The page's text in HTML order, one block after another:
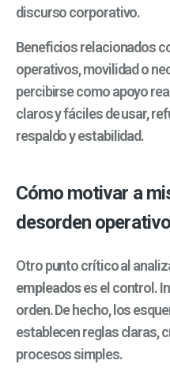
discurso corporativo.
Beneficios relacionados
operativos, movilidad o
percibirse como apoyo
claros y fáciles de usar,
respaldo y estabilidad.
Cómo motivar a
desorden operativo
Otro punto crítico al
empleadoses el control.
orden. De hecho, los
establecen reglas claras,
procesos simples.